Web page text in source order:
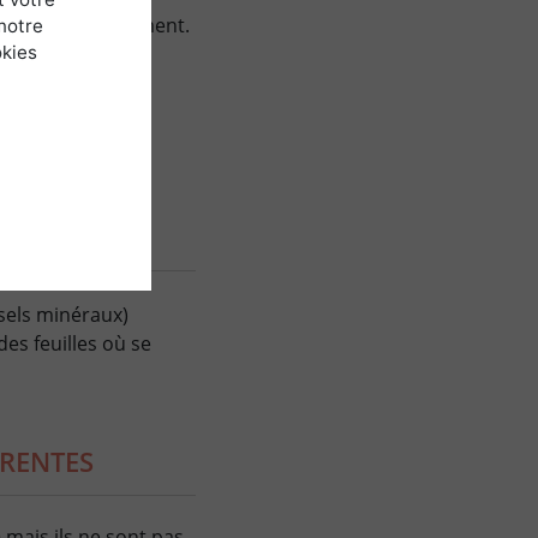
directement.
minéraux)
feuilles où se